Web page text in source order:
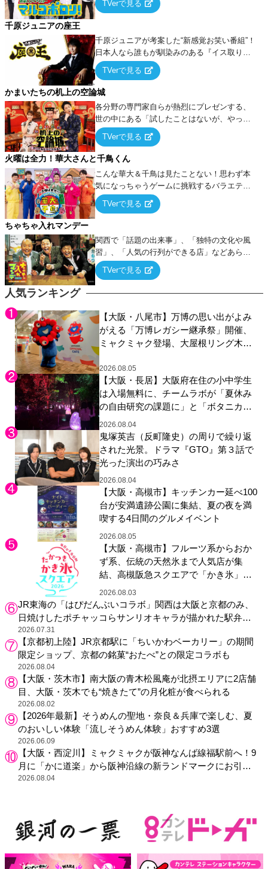
人気ランキング
【大阪・八尾市】万博の思い出がよみ
がえる「万博レガシー継承祭」開催、
ミャクミャク登場、大屋根リング木材
展示も
2026.08.05
【大阪・長居】大阪府在住の小中学生
は入場無料に、チームラボが「夏休み
の自由研究の課題に」と「ボタニカル
ガーデン 大阪」へ招待
2026.08.04
鬼塚英吉（反町隆史）の周りで繰り返
された光景。ドラマ『GTO』第３話で
光った演出の巧みさ
2026.08.04
【大阪・高槻市】キッチンカー延べ100
台が安満遺跡公園に集結、夏の夜を満
喫する4日間のグルメイベント
2026.08.05
【大阪・高槻市】フルーツ系からおか
ず系、伝統の天然氷まで人気店が集
結、高槻阪急スクエアで「かき氷」祭
り
2026.08.03
JR東海の「はぴだんぶいコラボ」関西は大阪と京都のみ、
日焼けしたポチャッコらサンリオキャラが描かれた駅弁や
グッズが登場
2026.07.31
【京都初上陸】JR京都駅に「ちいかわベーカリー」の期間
限定ショップ、京都の銘菓“おたべ”との限定コラボも
2026.08.04
【大阪・茨木市】南大阪の青木松風庵が北摂エリアに2店舗
目、大阪・茨木でも“焼きたて”の月化粧が食べられる
2026.08.02
【2026年最新】そうめんの聖地・奈良＆兵庫で楽しむ、夏
のおいしい体験「流しそうめん体験」おすすめ3選
2026.06.09
【大阪・西淀川】ミャクミャクが阪神なんば線福駅前へ！9
月に「かに道楽」から阪神沿線の新ランドマークにお引っ
越し
2026.08.04
TVerで見る
千原ジュニアの座王
千原ジュニアが考案した“新感覚お笑い番組”！
日本人なら誰もが馴染みのある『イス取りゲ
ーム』をベースに、大喜利・ギャグ・モノボ
ケ・歌…など様々なお題で芸人がショートネ
タを競い合う！
TVerで見る
かまいたちの机上の空論城
各分野の専門家自らが熱烈にプレゼンする、
世の中にある「試したことはないが、やって
みたらこうなる！…ハズ」という“机上の空
論”に若手芸人らがカラダを張って挑む！
TVerで見る
火曜は全力！華大さんと千鳥くん
こんな華大＆千鳥は見たことない！思わず本
気になっちゃうゲームに挑戦するバラエティ
ー！
TVerで見る
ちゃちゃ入れマンデー
関西で「話題の出来事」、「独特の文化や風
習」、「人気の行列ができる店」などあらゆ
るテーマについて好き放題にちゃちゃを入れ
ていく関西色を前面に押し出したトークバラ
TVerで見る